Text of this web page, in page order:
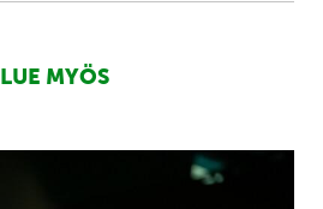
LUE MYÖS